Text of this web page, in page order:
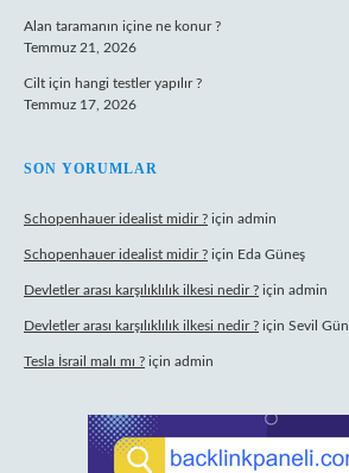
Alan taramanın içine ne konur ?
Temmuz 21, 2026
Cilt için hangi testler yapılır ?
Temmuz 17, 2026
SON YORUMLAR
Schopenhauer idealist midir ? için admin
Schopenhauer idealist midir ? için Eda Güneş
Devletler arası karşılıklılık ilkesi nedir ? için admin
Devletler arası karşılıklılık ilkesi nedir ? için Sevil Gün
Tesla İsrail malı mı ? için admin